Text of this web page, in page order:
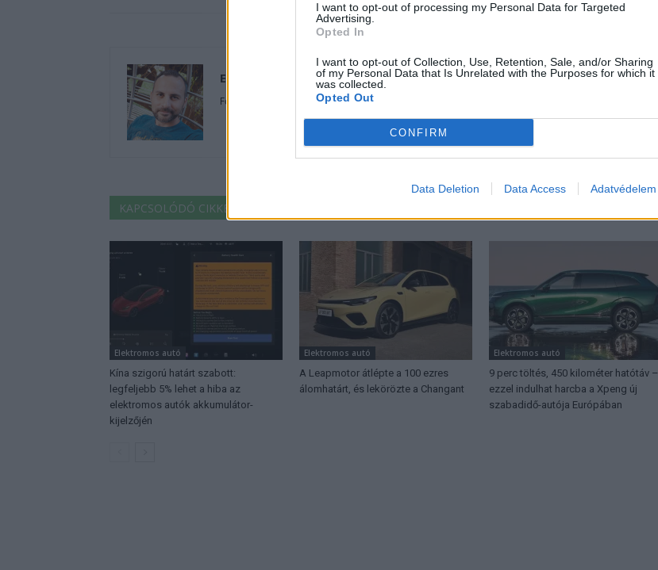
I want to opt-out of processing my Personal Data for Targeted
Advertising.
Opted In
I want to opt-out of Collection, Use, Retention, Sale, and/or Sharing
of my Personal Data that Is Unrelated with the Purposes for which it
was collected.
Opted Out
CONFIRM
Data Deletion Data Access Adatvédelem
Eriqo
Főállásban Informatikus kocka, de lelkében elkötelezett gamer, kütyü és immár e-autó rajongó!
KAPCSOLÓDÓ CIKKEK
Elektromos autó
Kína szigorú határt szabott:
legfeljebb 5% lehet a hiba az
elektromos autók akkumulátor-
kijelzőjén
Elektromos autó
A Leapmotor átlépte a 100 ezres
álomhatárt, és lekörözte a Changant
Elektromos autó
9 perc töltés, 450 kilométer hatótáv –
ezzel indulhat harcba a Xpeng új
szabadidő-autója Európában